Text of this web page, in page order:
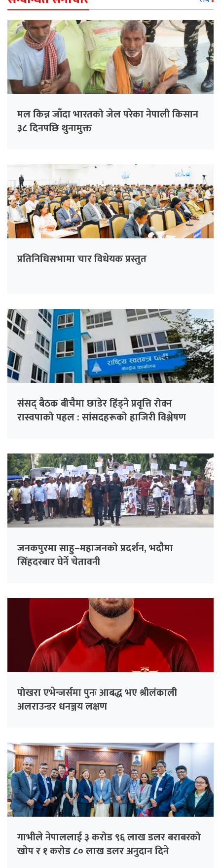
मल किन्न जाँदा भारतको जेल परेका नेपाली किसान
३८ दिनपछि थुनामुक्त
प्रतिनिधिसभामा चार विधेयक प्रस्तुत
संसद् बैठक बीचैमा छाडेर हिँड्ने प्रवृत्ति रोक्न
रास्वपाको पहल : सांसदहरूको हाजिरी विश्लेषण
जनकपुरमा साहु–महाजनको प्रदर्शन, भदौमा
सिंहदरबार घेर्ने चेतावनी
पोखरा एभेन्जर्समा पुनः आबद्ध भए श्रीलंकाली
अलराउन्डर धनञ्जय लक्षण
गाभीले नेपाललाई ३ करोड ९६ लाख डलर बराबरको
खोप र १ करोड ८० लाख डलर अनुदान दिने